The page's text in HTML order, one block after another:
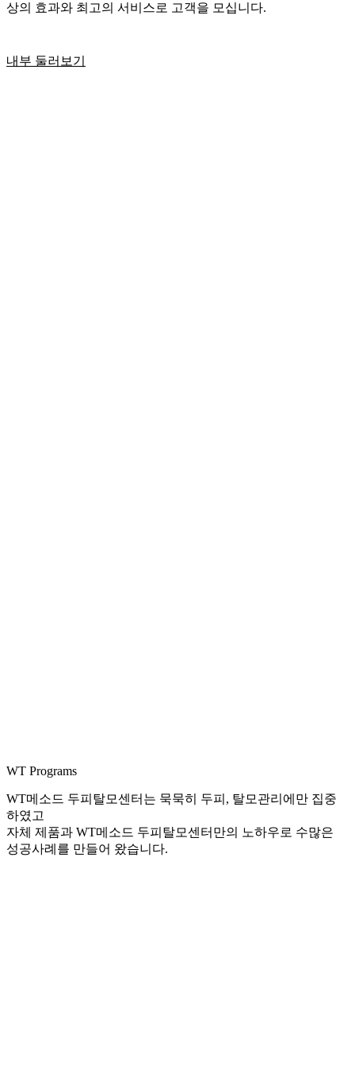
상의 효과와 최고의 서비스로 고객을 모십니다.
내부 둘러보기
WT Programs
WT메소드 두피탈모센터는 묵묵히 두피, 탈모관리에만 집중
하였고
자체 제품과 WT메소드 두피탈모센터만의 노하우로 수많은
성공사례를 만들어 왔습니다.